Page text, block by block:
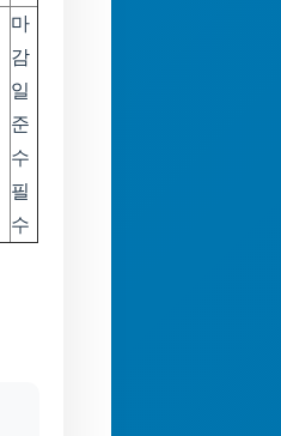
마
감
일
준
수
필
수